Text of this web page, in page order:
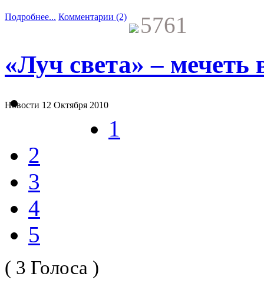
Подробнее... Комментарии (2) 5761
«Луч света» – мечеть
Новости 12 Октября 2010
1
2
3
4
5
( 3 Голоса )